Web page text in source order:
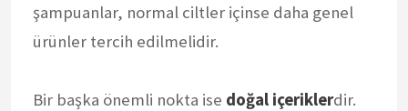
şampuanlar, normal ciltler içinse daha genel
ürünler tercih edilmelidir.
Bir başka önemli nokta ise doğal içeriklerdir.